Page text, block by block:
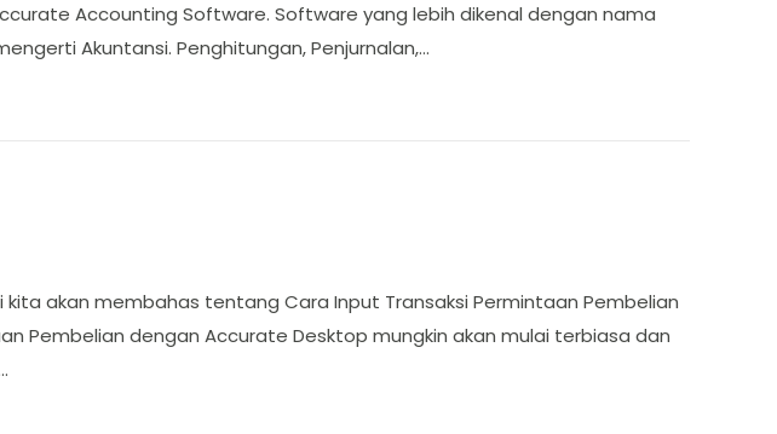
Accounting Software. Software yang lebih dikenal dengan nama
Akuntansi. Penghitungan, Penjurnalan,…
akan membahas tentang Cara Input Transaksi Permintaan Pembelian
Pembelian dengan Accurate Desktop mungkin akan mulai terbiasa dan